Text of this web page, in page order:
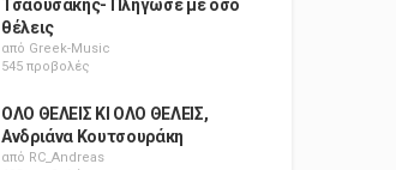
Τσαουσάκης- Πλήγωσέ με όσο
θέλεις
από Greek-Music
545 προβολές
ΟΛΟ ΘΕΛΕΙΣ ΚΙ ΟΛΟ ΘΕΛΕΙΣ,
Ανδριάνα Κουτσουράκη
από RC_Andreas